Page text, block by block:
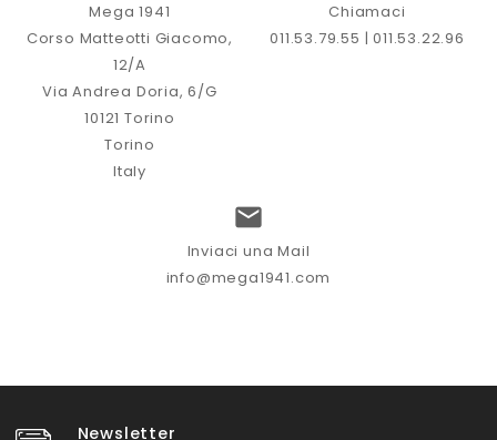
Mega 1941
Corso Matteotti Giacomo,
12/A
Via Andrea Doria, 6/G
10121 Torino
Torino
Italy
Chiamaci
011.53.79.55 | 011.53.22.96

Inviaci una Mail
info@mega1941.com
Newsletter